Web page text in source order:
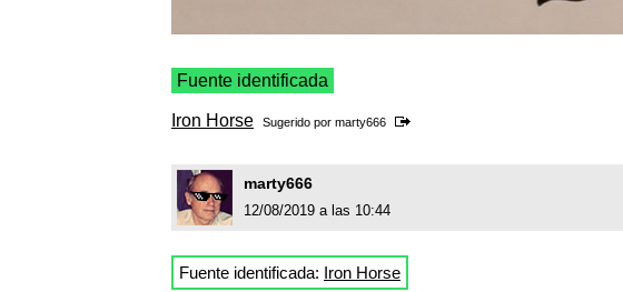
Fuente identificada
Iron Horse Sugerido por marty666
marty666
12/08/2019 a las 10:44
Fuente identificada: Iron Horse